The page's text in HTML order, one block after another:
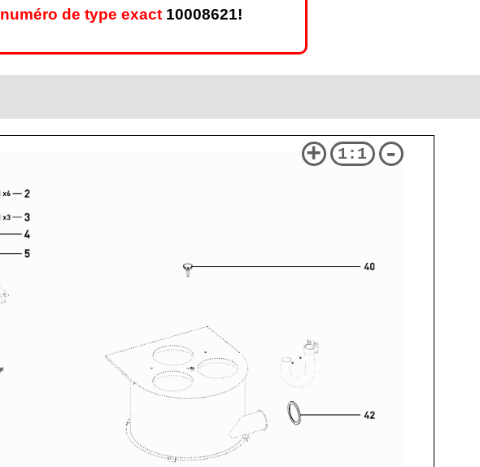
numéro de type exact 10008621!
+ 1:1 -